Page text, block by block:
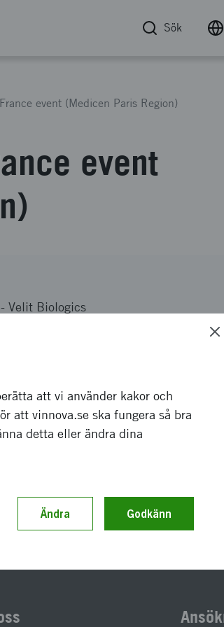
Sök
event (Medicen Paris Region)
event
- Velit Biologics
2012-04556
att vi använder kakor och
att vinnova.se ska fungera så bra
detta eller ändra dina
Ändra Godkänn